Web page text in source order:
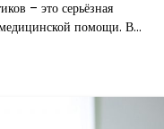
– это серьёзная
помощи. В…